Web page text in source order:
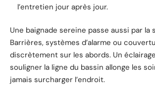
l’entretien jour après jour.
Une baignade sereine passe aussi par la
Barrières, systèmes d’alarme ou
discrètement sur les abords. Un
souligner la ligne du bassin allonge les
jamais surcharger l’endroit.